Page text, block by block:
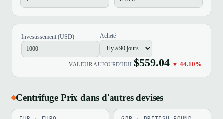
Investissement (USD) Acheté
VALEUR AUJOURD'HUI $559.04 ▼ 44.10%
Centrifuge Prix dans d'autres devises